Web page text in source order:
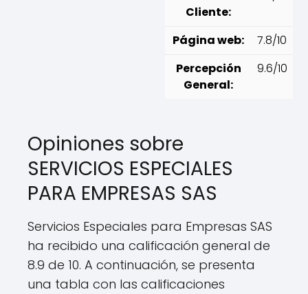
Cliente:
Página web:
7.8/10
Percepción
General:
9.6/10
Opiniones sobre
SERVICIOS ESPECIALES
PARA EMPRESAS SAS
Servicios Especiales para Empresas SAS
ha recibido una calificación general de
8.9 de 10. A continuación, se presenta
una tabla con las calificaciones